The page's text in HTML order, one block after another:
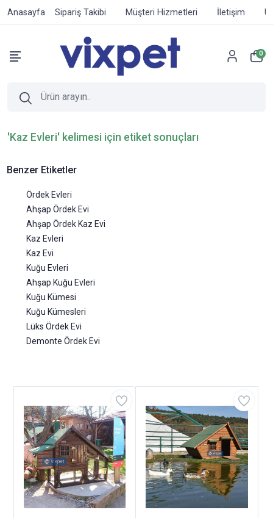
Anasayfa Sipariş Takibi Müşteri Hizmetleri İletişim
0
'Kaz Evleri' kelimesi için etiket sonuçları
Benzer Etiketler
Ördek Evleri
Ahşap Ördek Evi
Ahşap Ördek Kaz Evi
Kaz Evleri
Kaz Evi
Kuğu Evleri
Ahşap Kuğu Evleri
Kuğu Kümesi
Kuğu Kümesleri
Lüks Ördek Evi
Demonte Ördek Evi